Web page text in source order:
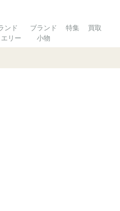
ンド
リー
ブランド
小物
特集 買取